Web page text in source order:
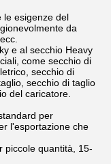
le esigenze del
da
e al secchio Heavy
come secchio di
secchio di
secchio di taglio
del caricatore.
per
l'esportazione che
piccole quantità, 15-